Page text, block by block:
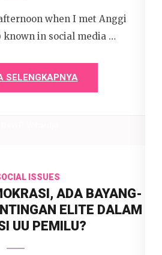
when I met Anggi
known in social media …
SELENGKAPNYA
ISSUES
ADA BAYANG-
ELITE DALAM
UU PEMILU?